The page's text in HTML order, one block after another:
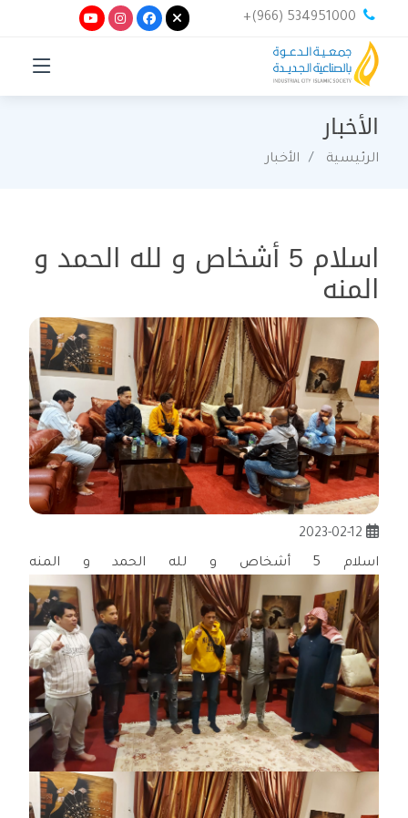
+(966) 534951000
الأخبار
الرئيسية الأخبار
اسلام 5 أشخاص و لله الحمد و
المنه
اسلام 5 أشخاص و لله الحمد و المنه